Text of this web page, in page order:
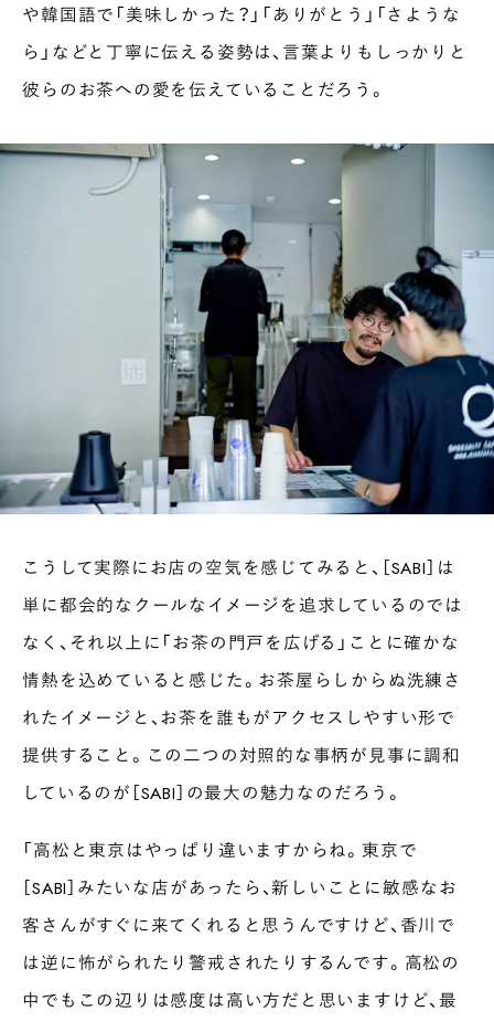
や韓国語で「美味しかった？」「ありがとう」「さような
ら」などと丁寧に伝える姿勢は、言葉よりもしっかりと
彼らのお茶への愛を伝えていることだろう。
こうして実際にお店の空気を感じてみると、［SABI］は
単に都会的なクールなイメージを追求しているのでは
なく、それ以上に「お茶の門戸を広げる」ことに確かな
情熱を込めていると感じた。お茶屋らしからぬ洗練さ
れたイメージと、お茶を誰もがアクセスしやすい形で
提供すること。この二つの対照的な事柄が見事に調和
しているのが［SABI］の最大の魅力なのだろう。
「高松と東京はやっぱり違いますからね。東京で
［SABI］みたいな店があったら、新しいことに敏感なお
客さんがすぐに来てくれると思うんですけど、香川で
は逆に怖がられたり警戒されたりするんです。高松の
中でもこの辺りは感度は高い方だと思いますけど、最